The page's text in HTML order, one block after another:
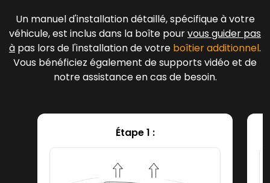
Un manuel d'installation détaillé, spécifique à votre
véhicule, est inclus dans la boîte pourvous guider pas
à pas lors de l'installation de votre boîtier additionnel.
Vous bénéficiez également de supports vidéo et de
notre assistance en cas de besoin.
Étape 1 :